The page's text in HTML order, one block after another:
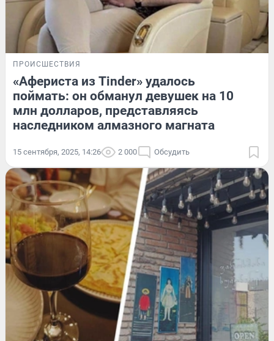
ПРОИСШЕСТВИЯ
«Афериста из Tinder» удалось
поймать: он обманул девушек на 10
млн долларов, представляясь
наследником алмазного магната
15 сентября, 2025, 14:26 2 000 Обсудить